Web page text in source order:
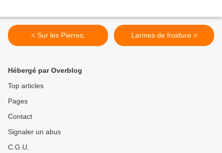
< Sur les Pierres, Larmes de froidure >
Hébergé par Overblog
Top articles
Pages
Contact
Signaler un abus
C.G.U.